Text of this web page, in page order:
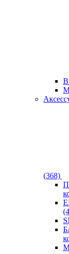
(368)